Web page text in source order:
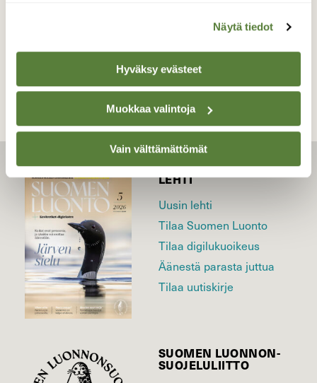
Näytä tiedot
Hyväksy evästeet
Muokkaa valintoja
Vain välttämättömät
LEHTI
Uusin lehti
Tilaa Suomen Luonto
Tilaa digilukuoikeus
Äänestä parasta juttua
Tilaa uutiskirje
SUOMEN LUONNON­
SUOJELU­LIITTO